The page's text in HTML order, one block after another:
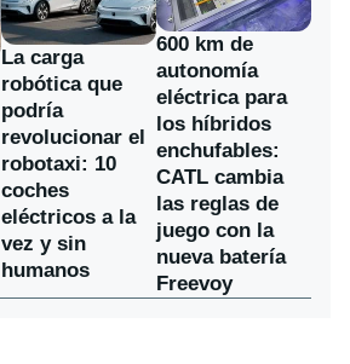
La carga
robótica que
podría
revolucionar el
robotaxi: 10
coches
eléctricos a la
vez y sin
humanos
600 km de
autonomía
eléctrica para
los híbridos
enchufables:
CATL cambia
las reglas de
juego con la
nueva batería
Freevoy